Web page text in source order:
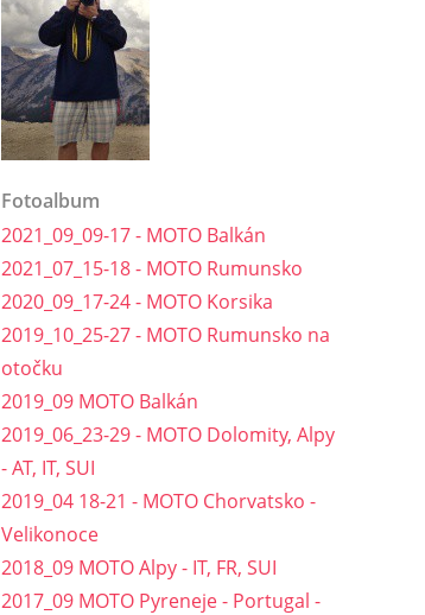
Fotoalbum
2021_09_09-17 - MOTO Balkán
2021_07_15-18 - MOTO Rumunsko
2020_09_17-24 - MOTO Korsika
2019_10_25-27 - MOTO Rumunsko na
otočku
2019_09 MOTO Balkán
2019_06_23-29 - MOTO Dolomity, Alpy
- AT, IT, SUI
2019_04 18-21 - MOTO Chorvatsko -
Velikonoce
2018_09 MOTO Alpy - IT, FR, SUI
2017_09 MOTO Pyreneje - Portugal -